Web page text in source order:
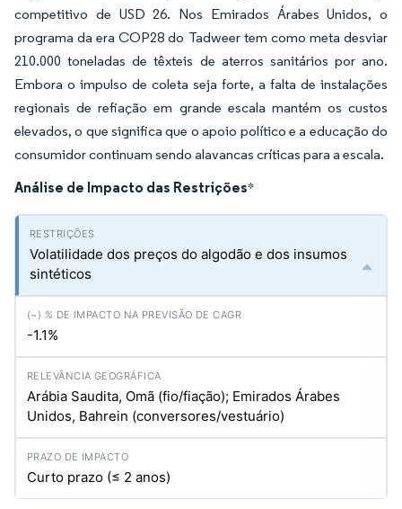
competitivo de USD 26. Nos Emirados Árabes Unidos, o
programa da era COP28 do Tadweer tem como meta desviar
210.000 toneladas de têxteis de aterros sanitários por ano.
Embora o impulso de coleta seja forte, a falta de instalações
regionais de refiação em grande escala mantém os custos
elevados, o que significa que o apoio político e a educação do
consumidor continuam sendo alavancas críticas para a escala.
Análise de Impacto das Restrições*
Volatilidade dos preços do algodão e dos insumos
sintéticos
-1.1%
Arábia Saudita, Omã (fio/fiação); Emirados Árabes
Unidos, Bahrein (conversores/vestuário)
Curto prazo (≤ 2 anos)